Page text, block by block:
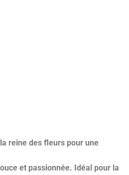
reine des fleurs pour une
et passionnée. Idéal pour la